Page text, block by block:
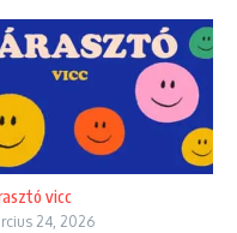
vicc
24, 2026